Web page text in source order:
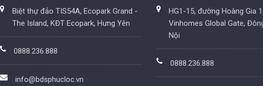
Biệt thự đảo TIS54A, Ecopark Grand -
The Island, KĐT Ecopark, Hưng Yên
0888.236.888
info@bdsphucloc.vn
HG1-15, đường Hoàng Gia
Vinhomes Global Gate,
Nội
0888.236.888